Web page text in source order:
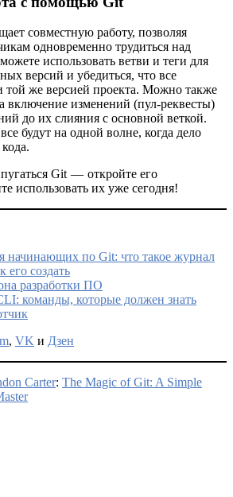
совместную работу, позволяя
одновременно трудиться над
использовать ветви и теги для
версий и убедиться, что все
той же версией проекта. Можно также
включение изменений (пул-реквесты)
до их слияния с основной веткой.
будут на одной волне, когда дело
Git — откройте его
использовать их уже сегодня!
начинающих по Git: что такое журнал
его создать
разработки ПО
команды, которые должен знать
, VK и Дзен
Carter: The Magic of Git: A Simple